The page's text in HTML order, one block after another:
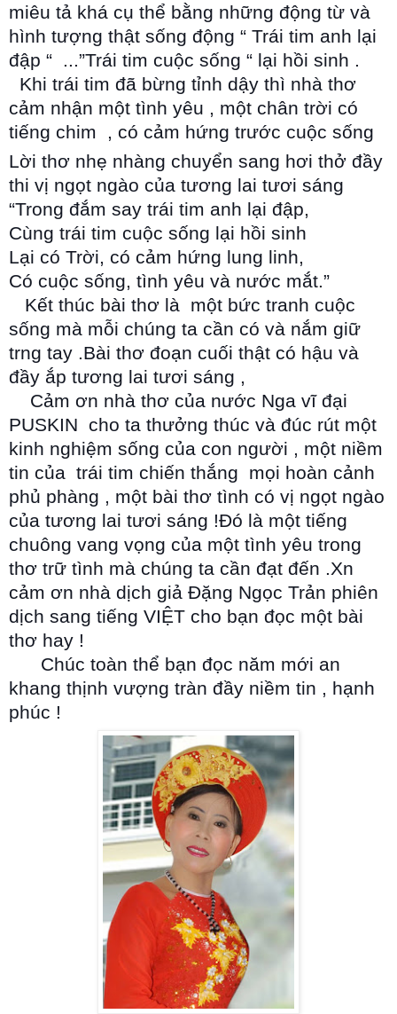
miêu tả khá cụ thể bằng những động từ và
hình tượng thật sống động “ Trái tim anh lại
đập “ ...”Trái tim cuộc sống “ lại hồi sinh .
Khi trái tim đã bừng tỉnh dậy thì nhà thơ
cảm nhận một tình yêu , một chân trời có
tiếng chim , có cảm hứng trước cuộc sống
Lời thơ nhẹ nhàng chuyển sang hơi thở đầy
thi vị ngọt ngào của tương lai tươi sáng
“Trong đắm say trái tim anh lại đập,
Cùng trái tim cuộc sống lại hồi sinh
Lại có Trời, có cảm hứng lung linh,
Có cuộc sống, tình yêu và nước mắt.”
Kết thúc bài thơ là một bức tranh cuộc
sống mà mỗi chúng ta cần có và nắm giữ
trng tay .Bài thơ đoạn cuối thật có hậu và
đầy ắp tương lai tươi sáng ,
Cảm ơn nhà thơ của nước Nga vĩ đại
PUSKIN cho ta thưởng thúc và đúc rút một
kinh nghiệm sống của con người , một niềm
tin của trái tim chiến thắng mọi hoàn cảnh
phủ phàng , một bài thơ tình có vị ngọt ngào
của tương lai tươi sáng !Đó là một tiếng
chuông vang vọng của một tình yêu trong
thơ trữ tình mà chúng ta cần đạt đến .Xn
cảm ơn nhà dịch giả Đặng Ngọc Trản phiên
dịch sang tiếng VIỆT cho bạn đọc một bài
thơ hay !
Chúc toàn thể bạn đọc năm mới an
khang thịnh vượng tràn đầy niềm tin , hạnh
phúc !